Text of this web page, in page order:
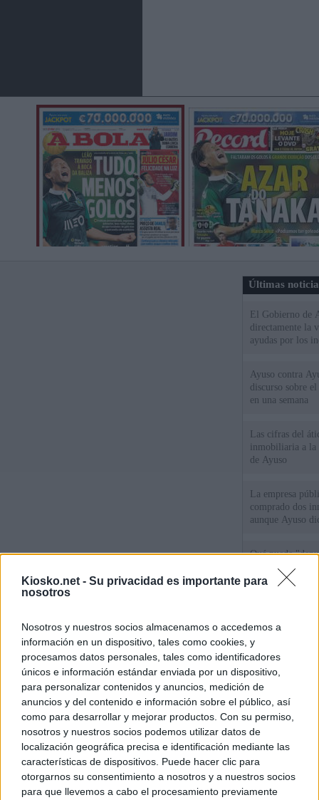
Kiosko.net - Su privacidad es importante para
nosotros
Nosotros y nuestros socios almacenamos o accedemos a
información en un dispositivo, tales como cookies, y
procesamos datos personales, tales como identificadores
únicos e información estándar enviada por un dispositivo,
para personalizar contenidos y anuncios, medición de
anuncios y del contenido e información sobre el público, así
como para desarrollar y mejorar productos. Con su permiso,
nosotros y nuestros socios podemos utilizar datos de
localización geográfica precisa e identificación mediante las
características de dispositivos. Puede hacer clic para
otorgarnos su consentimiento a nosotros y a nuestros socios
para que llevemos a cabo el procesamiento previamente
Últimas
El Gobierno de
directamente la
ayudas por los
Ayuso contra
discurso sobre
en una semana
Las cifras del
inmobiliaria a la
de Ayuso
La empresa
comprado dos
aunque Ayuso
Qué puede
de violencia de
Gobierno
del Príncipe sin
intemperie"
© Kiosko.net Aviso Legal Privacidad y Cookies